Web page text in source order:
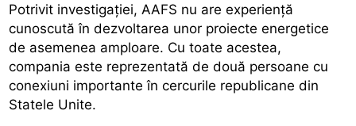
Potrivit investigației, AAFS nu are experiență
cunoscută în dezvoltarea unor proiecte energetice
de asemenea amploare. Cu toate acestea,
compania este reprezentată de două persoane cu
conexiuni importante în cercurile republicane din
Statele Unite.